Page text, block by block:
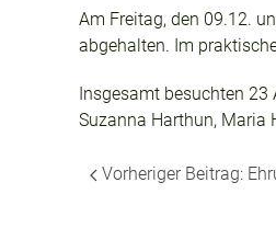
Am Freitag, den 09.12.
abgehalten. Im
Insgesamt besuchten 23
Suzanna Harthun, Maria
Vorheriger Beitrag: